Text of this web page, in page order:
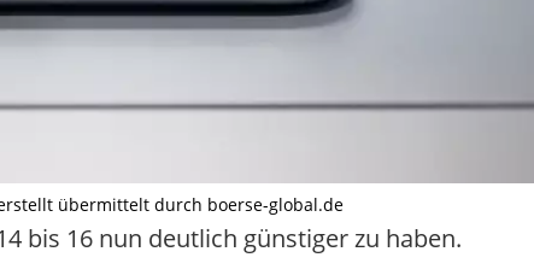
übermittelt durch boerse-global.de
bis 16 nun deutlich günstiger zu haben.